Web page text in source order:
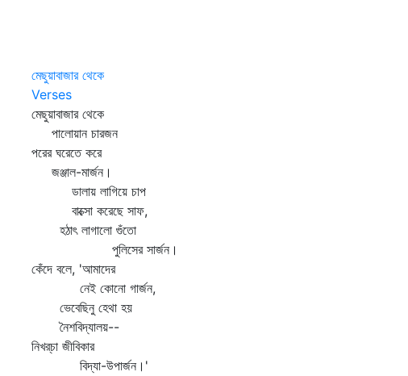
মেছুয়াবাজার থেকে
Verses
মেছুয়াবাজার থেকে
পালোয়ান চারজন
পরের ঘরেতে করে
জঞ্জাল-মার্জন।
ডালায় লাগিয়ে চাপ
বাক্সো করেছে সাফ,
হঠাৎ লাগালো গুঁতো
পুলিসের সার্জন।
কেঁদে বলে, 'আমাদের
নেই কোনো গার্জন,
ভেবেছিনু হেথা হয়
নৈশবিদ্যালয়--
নিখর্‌চা জীবিকার
বিদ্যা-উপার্জন।'